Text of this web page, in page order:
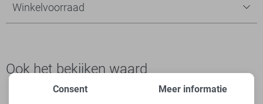
Winkelvoorraad
Ook het bekijken waard
Consent Meer informatie